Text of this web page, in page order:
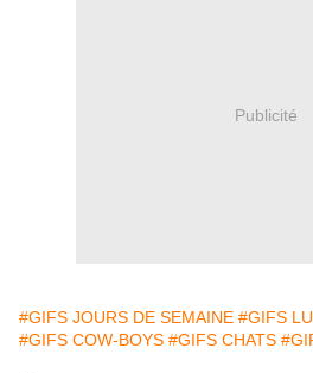
Publicité
#GIFS JOURS DE SEMAINE #GIFS
#GIFS COW-BOYS #GIFS CHATS